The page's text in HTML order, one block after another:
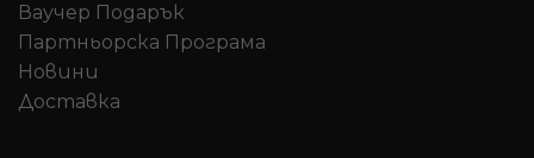
Ваучер Подарък
Партньорска Програма
Новини
Доставка